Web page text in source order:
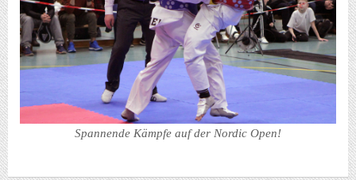
Spannende Kämpfe auf der Nordic Open!